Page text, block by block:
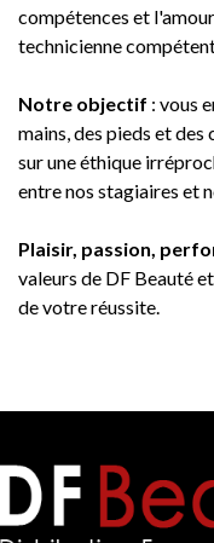
compétences et
technicienne
Notre objectif : vous
mains, des pieds et
sur une éthique
entre nos stagiaires et
Plaisir, passion,
valeurs de DF Beauté
de votre réussite.